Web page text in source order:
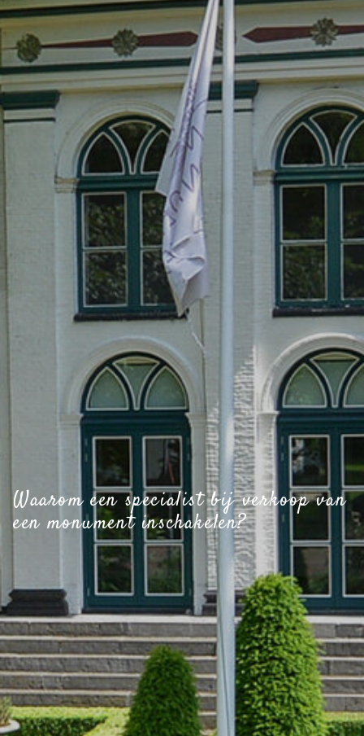
Waarom een specialist bij verkoop van
een monument inschakelen?